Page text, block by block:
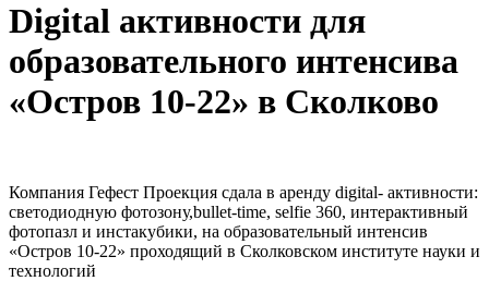
Digital активности для
образовательного интенсива
«Остров 10-22» в Сколково
Компания Гефест Проекция сдала в аренду digital- активности:
светодиодную фотозону,bullet-time, selfie 360, интерактивный
фотопазл и инстакубики, на образовательный интенсив
«Остров 10-22» проходящий в Сколковском институте науки и
технологий